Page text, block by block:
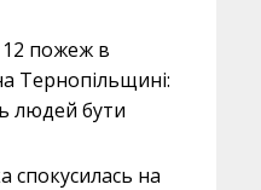
12 пожеж в
Тернопільщині:
людей бути
спокусилась на